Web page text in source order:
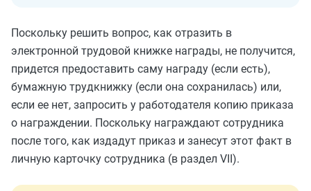
Поскольку решить вопрос, как отразить в
электронной трудовой книжке награды, не получится,
придется предоставить саму награду (если есть),
бумажную трудкнижку (если она сохранилась) или,
если ее нет, запросить у работодателя копию приказа
о награждении. Поскольку награждают сотрудника
после того, как издадут приказ и занесут этот факт в
личную карточку сотрудника (в раздел VII).